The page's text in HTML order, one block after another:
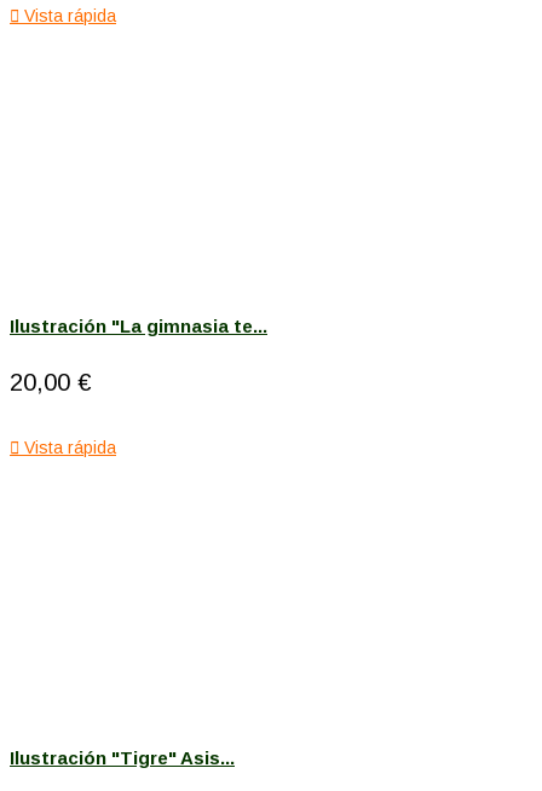
 Vista rápida
Ilustración "La gimnasia te...
20,00 €
 Vista rápida
Ilustración "Tigre" Asis...